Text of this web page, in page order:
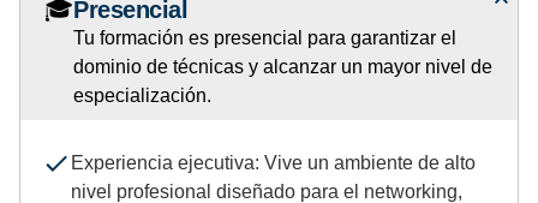
e
🎓Presencial
Tu formación es presencial para garantizar el
dominio de técnicas y alcanzar un mayor nivel de
especialización.
Experiencia ejecutiva: Vive un ambiente de alto
nivel profesional diseñado para el networking,